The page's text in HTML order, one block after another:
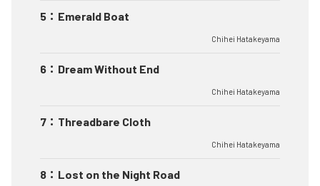
5 ： Emerald Boat
Chihei Hatakeyama
6 ： Dream Without End
Chihei Hatakeyama
7 ： Threadbare Cloth
Chihei Hatakeyama
8 ： Lost on the Night Road